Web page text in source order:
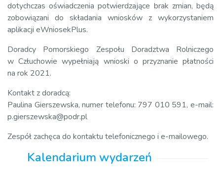
dotychczas oświadczenia potwierdzające brak zmian, będą
zobowiązani do składania wniosków z wykorzystaniem
aplikacji eWniosekPlus.
Doradcy Pomorskiego Zespołu Doradztwa Rolniczego
w Człuchowie wypełniają wnioski o przyznanie płatności
na rok 2021.
Kontakt z doradcą:
Paulina Gierszewska, numer telefonu: 797 010 591, e-mail:
p.gierszewska@podr.pl
Zespół zachęca do kontaktu telefonicznego i e-mailowego.
Kalendarium wydarzeń